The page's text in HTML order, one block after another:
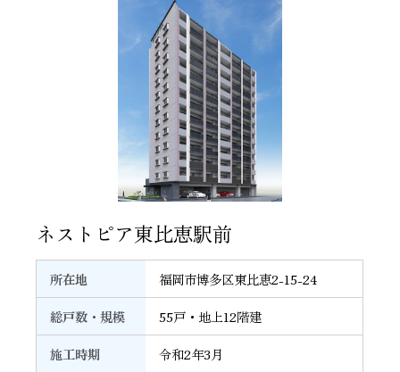
ネストピア東比恵駅前 31
所在地
福岡市博多区東比恵2-15-24
総戸数・規模
55戸・地上12階建
施工時期
令和2年3月